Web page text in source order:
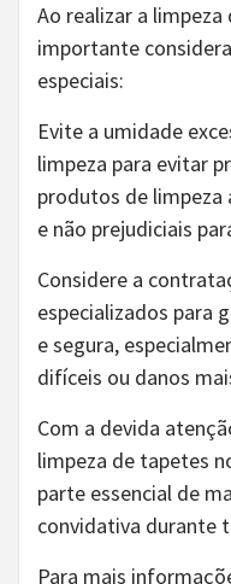
Ao realizar a
importante
especiais:
Evite a umidade
limpeza para evitar
produtos de limpeza
e não prejudiciais
Considere a
especializados para
e segura,
difíceis ou danos
Com a devida
limpeza de tapetes
parte essencial de
convidativa durante
Para mais